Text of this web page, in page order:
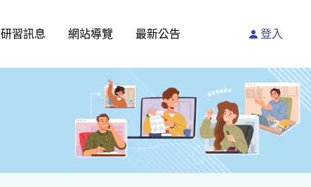
研習訊息 網站導覽 最新公告 登入